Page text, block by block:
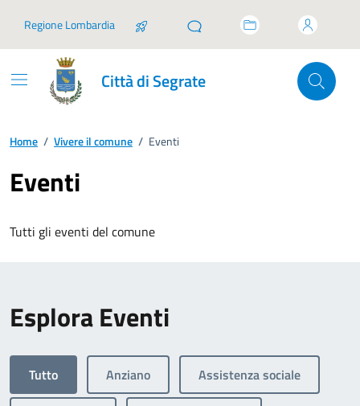
Regione Lombardia
Città di Segrate
Home / Vivere il comune / Eventi
Eventi
Tutti gli eventi del comune
Esplora Eventi
Tutto Anziano Assistenza sociale